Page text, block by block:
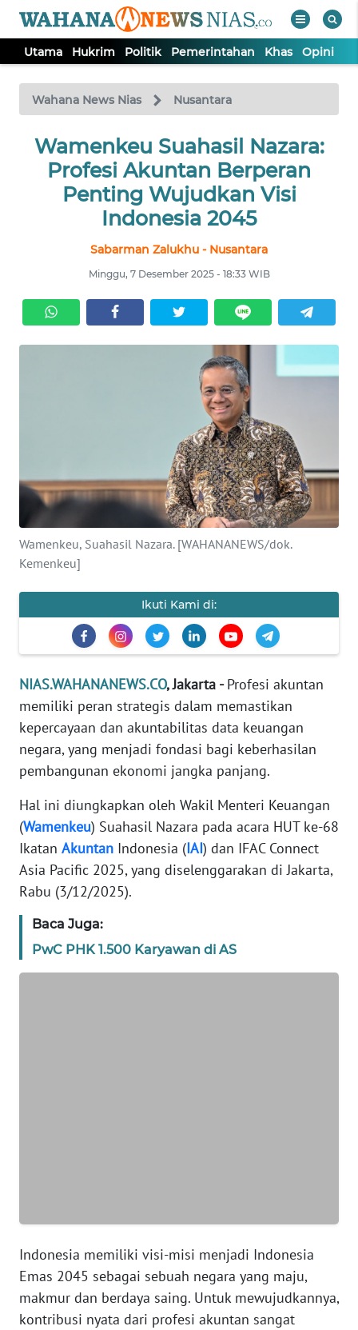
Utama Hukrim Politik Pemerintahan Khas Opini
Wahana News Nias Nusantara
Wamenkeu Suahasil Nazara:
Profesi Akuntan Berperan
Penting Wujudkan Visi
Indonesia 2045
Sabarman Zalukhu - Nusantara
Minggu, 7 Desember 2025 - 18:33 WIB
Wamenkeu, Suahasil Nazara. [WAHANANEWS/dok.
Kemenkeu]
Ikuti Kami di:
NIAS.WAHANANEWS.CO, Jakarta -Profesi akuntan
memiliki peran strategis dalam memastikan
kepercayaan dan akuntabilitas data keuangan
negara, yang menjadi fondasi bagi keberhasilan
pembangunan ekonomi jangka panjang.
Hal ini diungkapkan oleh Wakil Menteri Keuangan
(Wamenkeu) Suahasil Nazara pada acara HUT ke-68
Ikatan Akuntan Indonesia (IAI) dan IFAC Connect
Asia Pacific 2025, yang diselenggarakan di Jakarta,
Rabu (3/12/2025).
Baca Juga:
PwC PHK 1.500 Karyawan di AS
Indonesia memiliki visi-misi menjadi Indonesia
Emas 2045 sebagai sebuah negara yang maju,
makmur dan berdaya saing. Untuk mewujudkannya,
kontribusi nyata dari profesi akuntan sangat
TV
Tutup
UTAMA
HUKRIM
PEMERINTAHAN
KHAS
SERBI
Informasi
INDEKS
BERITA
IKLAN
TENTANG
KAMI
MEDIA
SIBER
REDAKSI
DISCLAIMER
BANTEN
WN
NTT